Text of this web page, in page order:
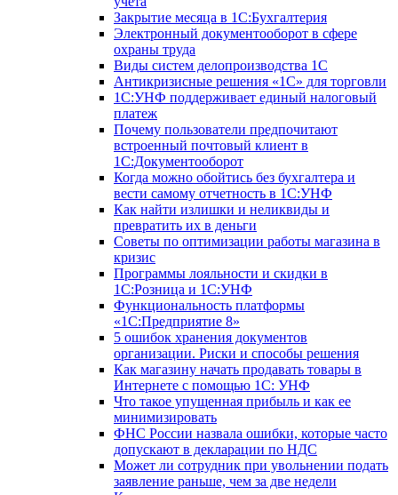
Закрытие месяца в 1С:Бухгалтерия
Электронный документооборот в сфере
охраны труда
Виды систем делопроизводства 1C
Антикризисные решения «1С» для торговли
1С:УНФ поддерживает единый налоговый
платеж
Почему пользователи предпочитают
встроенный почтовый клиент в
1С:Документооборот
Когда можно обойтись без бухгалтера и
вести самому отчетность в 1С:УНФ
Как найти излишки и неликвиды и
превратить их в деньги
Советы по оптимизации работы магазина в
кризис
Программы лояльности и скидки в
1С:Розница и 1С:УНФ
Функциональность платформы
«1С:Предприятие 8»
5 ошибок хранения документов
организации. Риски и способы решения
Как магазину начать продавать товары в
Интернете с помощью 1С: УНФ
Что такое упущенная прибыль и как ее
минимизировать
ФНС России назвала ошибки, которые часто
допускают в декларации по НДС
Может ли сотрудник при увольнении подать
заявление раньше, чем за две недели